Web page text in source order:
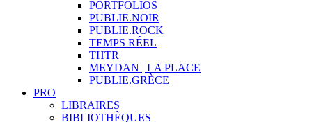
PORTFOLIOS
PUBLIE.NOIR
PUBLIE.ROCK
TEMPS RÉEL
THTR
MEYDAN | LA PLACE
PUBLIE.GRÈCE
PRO
LIBRAIRES
BIBLIOTHÈQUES